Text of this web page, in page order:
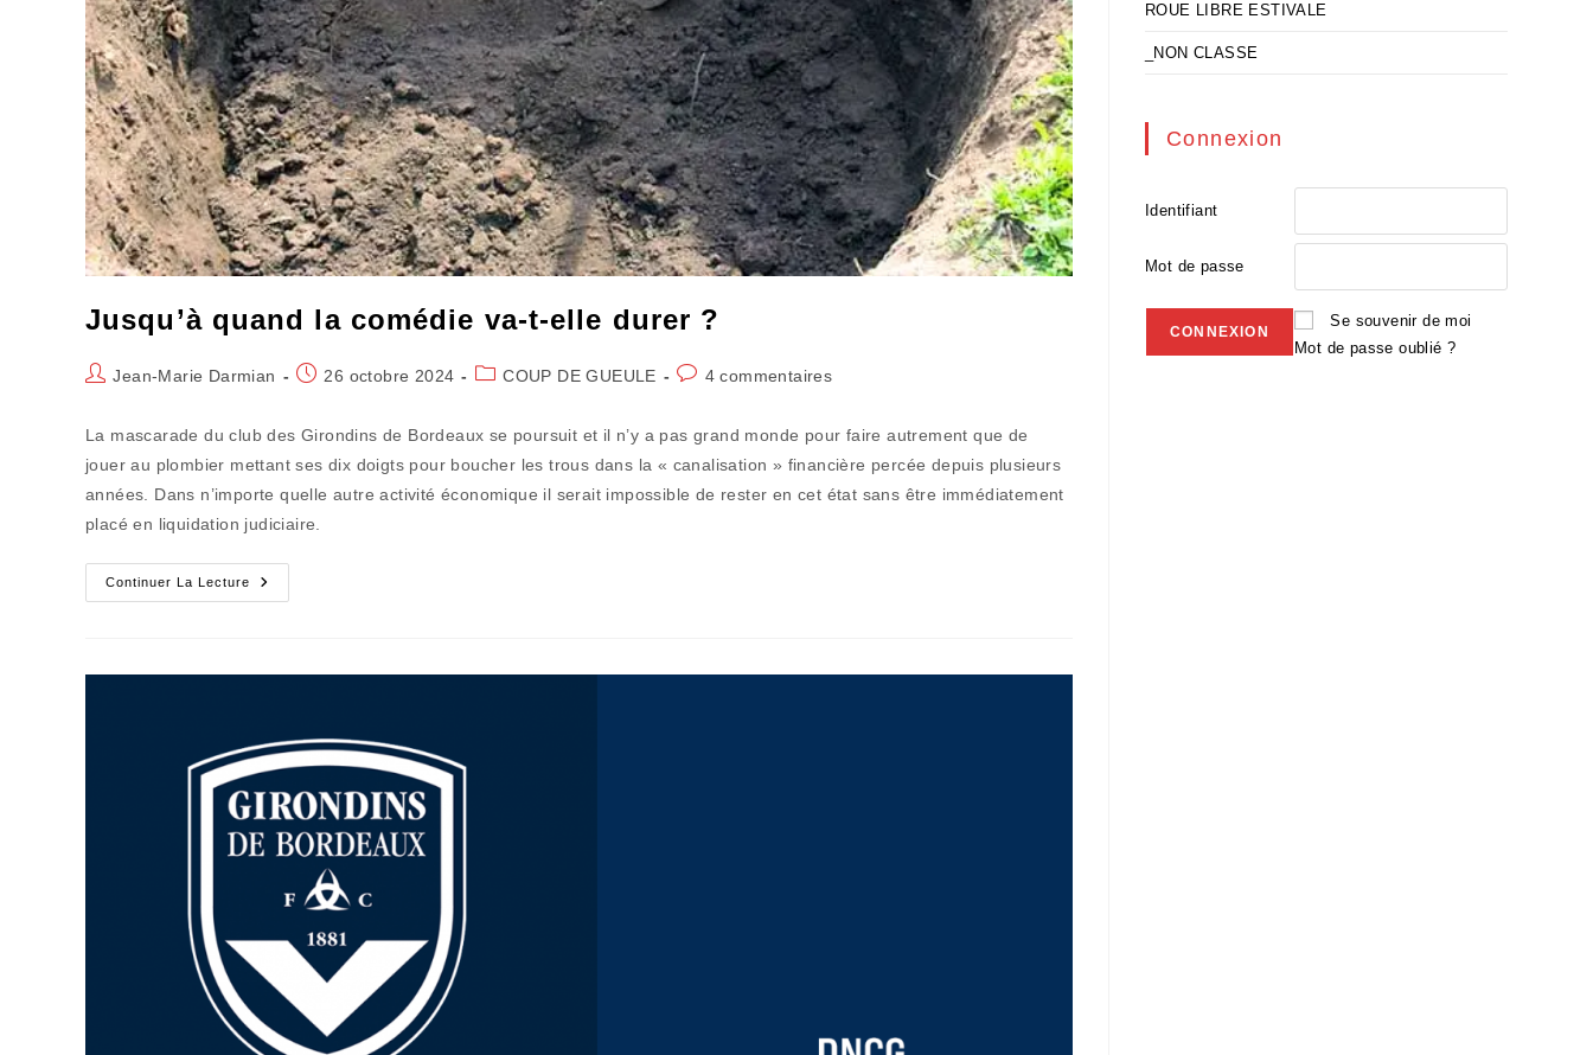
Jusqu’à quand la comédie va-t-elle durer ?
Auteur/autrice
Jean-Marie Darmian
Publication
26 octobre 2024
PostCOUP DE GUEULE
Commentaires
publication :
4 commentaires
La mascarade du club des Girondins de Bordeaux se poursuit et il n’y a pas grand monde pour faire autrement que de
jouer au plombier mettant ses dix doigts pour boucher les trous dans la « canalisation » financière percée depuis plusieurs
années. Dans n’importe quelle autre activité économique il serait impossible de rester en cet état sans être immédiatement
placé en liquidation judiciaire.
Continuer La Lecture
Jusqu’à
Quand
ROUE LIBRE ESTIVALE
_NON CLASSE
Connexion
Identifiant
Mot de passe
Se souvenir de moi
Mot de passe oublié ?